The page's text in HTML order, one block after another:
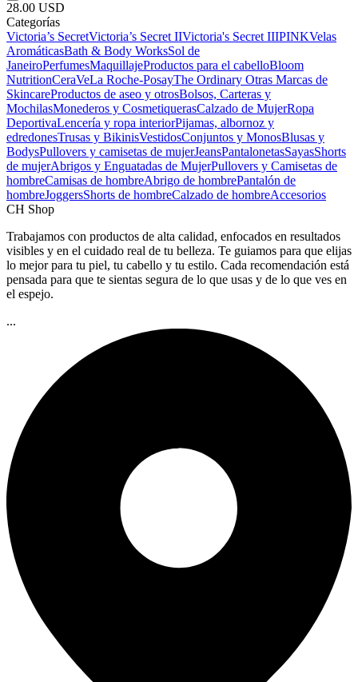
28.00 USD
Categorías
Victoria’s SecretVictoria’s Secret IIVictoria's Secret IIIPINKVelas
AromáticasBath & Body WorksSol de
JaneiroPerfumesMaquillajeProductos para el cabelloBloom
NutritionCeraVeLa Roche-PosayThe Ordinary Otras Marcas de
SkincareProductos de aseo y otrosBolsos, Carteras y
MochilasMonederos y CosmetiquerasCalzado de MujerRopa
DeportivaLencería y ropa interiorPijamas, albornoz y
edredonesTrusas y BikinisVestidosConjuntos y MonosBlusas y
BodysPullovers y camisetas de mujerJeansPantalonetasSayasShorts
de mujerAbrigos y Enguatadas de MujerPullovers y Camisetas de
hombreCamisas de hombreAbrigo de hombrePantalón de
hombreJoggersShorts de hombreCalzado de hombreAccesorios
CH Shop
Trabajamos con productos de alta calidad, enfocados en resultados
visibles y en el cuidado real de tu belleza. Te guiamos para que elijas
lo mejor para tu piel, tu cabello y tu estilo. Cada recomendación está
pensada para que te sientas segura de lo que usas y de lo que ves en
el espejo.
...